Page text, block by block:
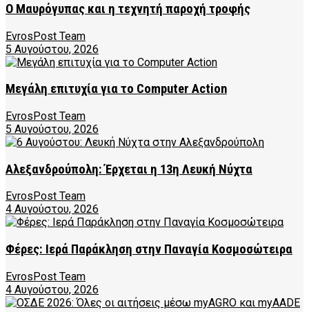
Ο Μαυρόγυπας και η τεχνητή παροχή τροφής
EvrosPost Team
5 Αυγούστου, 2026
Μεγάλη επιτυχία για το Computer Action
EvrosPost Team
5 Αυγούστου, 2026
Αλεξανδρούπολη: Έρχεται η 13η Λευκή Νύχτα
EvrosPost Team
4 Αυγούστου, 2026
Φέρες: Ιερά Παράκληση στην Παναγία Κοσμοσώτειρα
EvrosPost Team
4 Αυγούστου, 2026